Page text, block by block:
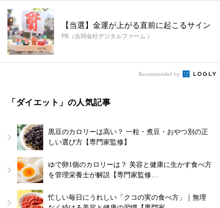
【当選】金運が上がる直前に起こるサイン
PR（合同会社デジタルファーム ）
Recommended by
「ダイエット」の人気記事
黒豆のカロリーは高い？ 一粒・煮豆・おやつ別の正
しい選び方【専門家監修】
ゆで卵1個のカロリーは？ 美容と健康に生かす食べ方
を管理栄養士が解説【専門家監修…
忙しい毎日にうれしい「クコの実の食べ方」｜無理